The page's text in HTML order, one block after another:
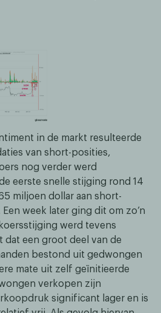
in de markt resulteerde
van short-posities,
nog verder werd
eerste snelle stijging rond 14
miljoen dollar aan short-
week later ging dit om zo’n
werd tevens
een groot deel van de
bestond uit gedwongen
mate uit zelf geïnitieerde
verkopen zijn
significant lager en is